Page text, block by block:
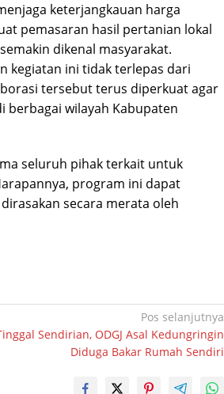
keterjangkauan harga
pemasaran hasil pertanian lokal
dikenal masyarakat.
kegiatan ini tidak terlepas dari
tersebut terus diperkuat agar
berbagai wilayah Kabupaten
seluruh pihak terkait untuk
program ini dapat
secara merata oleh
Pos selanjutnya
Sendirian, ODGJ Asal Kedungringin
Diduga Bakar Rumah Sendiri